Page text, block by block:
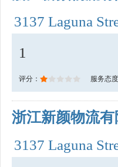
3137 Laguna
1
评分： 服务态度
浙江新颜物流有
3137 Laguna